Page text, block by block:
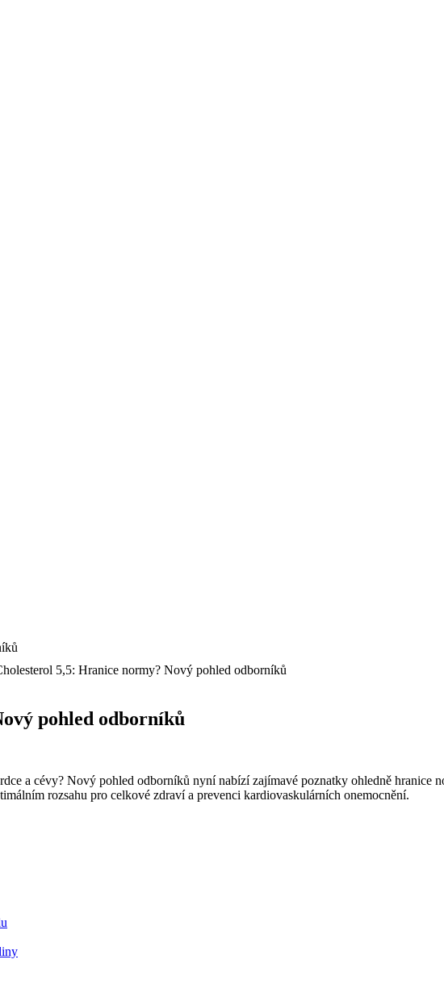
5,5: Hranice normy? Nový pohled odborníků
pohled odborníků
a cévy? Nový pohled odborníků nyní nabízí zajímavé poznatky ohledně hranice
rozsahu pro celkové zdraví a prevenci kardiovaskulárních onemocnění.